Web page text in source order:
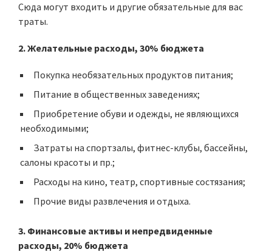
Сюда могут входить и другие обязательные для вас
траты.
2. Желательные расходы, 30% бюджета
Покупка необязательных продуктов питания;
Питание в общественных заведениях;
Приобретение обуви и одежды, не являющихся
необходимыми;
Затраты на спортзалы, фитнес-клубы, бассейны,
салоны красоты и пр.;
Расходы на кино, театр, спортивные состязания;
Прочие виды развлечения и отдыха.
3. Финансовые активы и непредвиденные
расходы, 20% бюджета